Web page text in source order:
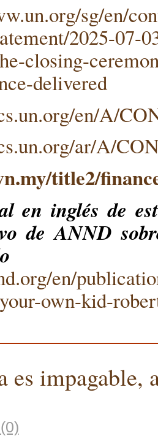
sg/en/
2025-07-
closing-
delivered
en/A/
ar/A/
title2/
en inglés de
de ANND
en/
own-kid-
es